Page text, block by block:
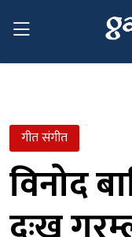
गीत संगीत
विनोद